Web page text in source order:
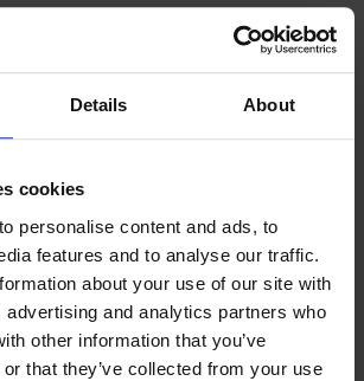
Details About
cookies
personalise content and ads, to
features and to analyse our traffic.
about your use of our site with
advertising and analytics partners who
other information that you’ve
that they’ve collected from your use
كل
online in minutes with Weebly. The Free
everything you need to get started.
$8.99/مو$25.99/3 أشهر $50.99/6 شهر $89.99/عام
$269.97/3 سنوات-